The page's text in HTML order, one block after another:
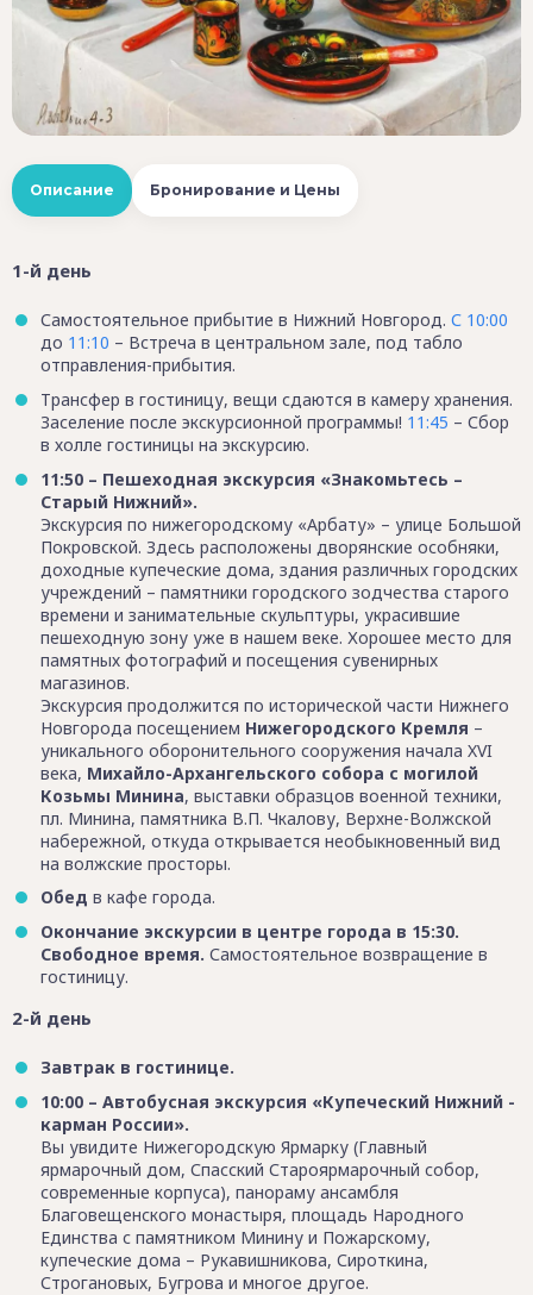
Описание Бронирование и Цены
1-й день
Самостоятельное прибытие в Нижний Новгород. С 10:00
до 11:10 – Встреча в центральном зале, под табло
отправления-прибытия.
Трансфер в гостиницу, вещи сдаются в камеру хранения.
Заселение после экскурсионной программы! 11:45 – Сбор
в холле гостиницы на экскурсию.
11:50 – Пешеходная экскурсия «Знакомьтесь –
Старый Нижний».
Экскурсия по нижегородскому «Арбату» – улице Большой
Покровской. Здесь расположены дворянские особняки,
доходные купеческие дома, здания различных городских
учреждений – памятники городского зодчества старого
времени и занимательные скульптуры, украсившие
пешеходную зону уже в нашем веке. Хорошее место для
памятных фотографий и посещения сувенирных
магазинов.
Экскурсия продолжится по исторической части Нижнего
Новгорода посещением Нижегородского Кремля –
уникального оборонительного сооружения начала XVI
века, Михайло-Архангельского собора с могилой
Козьмы Минина, выставки образцов военной техники,
пл. Минина, памятника В.П. Чкалову, Верхне-Волжской
набережной, откуда открывается необыкновенный вид
на волжские просторы.
Обед в кафе города.
Окончание экскурсии в центре города в 15:30.
Свободное время. Самостоятельное возвращение в
гостиницу.
2-й день
Завтрак в гостинице.
10:00 – Автобусная экскурсия «Купеческий Нижний -
карман России».
Вы увидите Нижегородскую Ярмарку (Главный
ярмарочный дом, Спасский Староярмарочный собор,
современные корпуса), панораму ансамбля
Благовещенского монастыря, площадь Народного
Единства с памятником Минину и Пожарскому,
купеческие дома – Рукавишникова, Сироткина,
Строгановых, Бугрова и многое другое.